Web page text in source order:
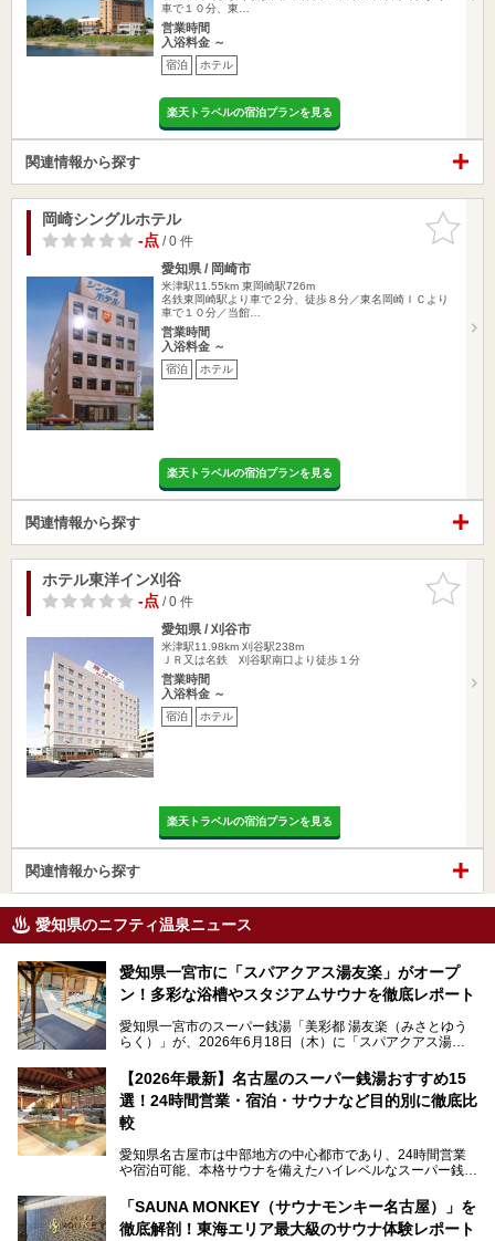
車で１０分、東…
営業時間
入浴料金 ～
宿泊 ホテル
楽天トラベルの宿泊プランを見る
関連情報から探す
お気に入
りに追加
岡崎シングルホテル
-点/ 0 件
愛知県 / 岡崎市
米津駅11.55km 東岡崎駅726m
名鉄東岡崎駅より車で２分、徒歩８分／東名岡崎ＩＣより
車で１０分／当館…
営業時間
入浴料金 ～
宿泊 ホテル
楽天トラベルの宿泊プランを見る
関連情報から探す
お気に入
りに追加
ホテル東洋イン刈谷
-点/ 0 件
愛知県 / 刈谷市
米津駅11.98km 刈谷駅238m
ＪＲ又は名鉄 刈谷駅南口より徒歩１分
営業時間
入浴料金 ～
宿泊 ホテル
楽天トラベルの宿泊プランを見る
関連情報から探す
愛知県のニフティ温泉ニュース
愛知県一宮市に「スパアクアス湯友楽」がオープ
ン！多彩な浴槽やスタジアムサウナを徹底レポート
愛知県一宮市のスーパー銭湯「美彩都 湯友楽（みさとゆう
らく）」が、2026年6月18日（木）に「スパアクアス湯友
この地で30年にわたり愛され続けてきた施設だからこそ、
地元住民をはじめオープンを待ちわびている人も多いのでは
ないでしょうか。
老朽化した設備の補修を機に、2年前からじっくり構想を練
ってきたというだけあって、館内の充実度は想像以上。
以前の4倍に拡張したという露天エリアや10の浴槽、40人収
容の巨大なスタジアムサウナに、岩盤浴やリラクゼーション
までまるごと楽しめる施設に生まれ変わりました。
今回は、全面リニューアルして新しくなった「スパアクアス
【2026年最新】名古屋のスーパー銭湯おすすめ15
選！24時間営業・宿泊・サウナなど目的別に徹底比
較
愛知県名古屋市は中部地方の中心都市であり、24時間営業
や宿泊可能、本格サウナを備えたハイレベルなスーパー銭湯
そのため、「日々の仕事の疲れを心身ともにリセットした
い」「休日に時間を忘れて1日中ダラダラ過ごしたい」「コ
「SAUNA MONKEY（サウナモンキー名古屋）」を
徹底解剖！東海エリア最大級のサウナ体験レポート